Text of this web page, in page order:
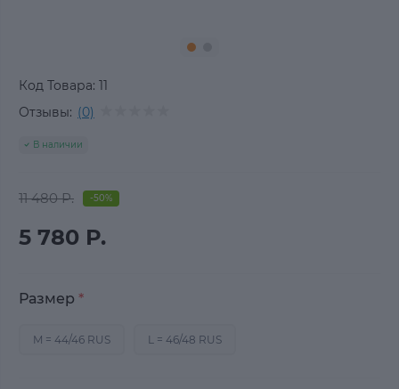
Код Товара: 11
Отзывы: (0)
В наличии
11 480 Р. -50%
5 780 Р.
Размер *
M = 44/46 RUS L = 46/48 RUS